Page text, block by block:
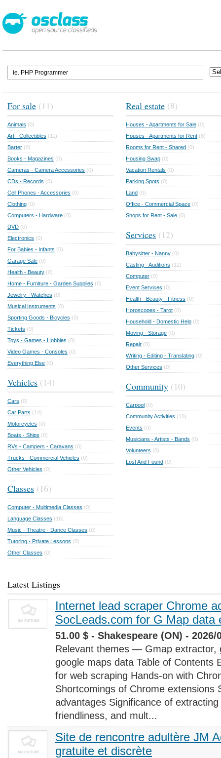
For sale (11)
Animals (0)
Art - Collectibles (11)
Barter (0)
Books - Magazines (0)
Cameras - Camera Accessories (0)
CDs - Records (0)
Cell Phones - Accessories (0)
Clothing (0)
Computers - Hardware (0)
DVD (0)
Electronics (0)
For Babies - Infants (0)
Garage Sale (0)
Health - Beauty (0)
Home - Furniture - Garden Supplies (0)
Jewelry - Watches (0)
Musical Instruments (0)
Sporting Goods - Bicycles (0)
Tickets (0)
Toys - Games - Hobbies (0)
Video Games - Consoles (0)
Everything Else (0)
Vehicles (14)
Cars (0)
Car Parts (14)
Motorcycles (0)
Boats - Ships (0)
RVs - Campers - Caravans (0)
Trucks - Commercial Vehicles (0)
Other Vehicles (0)
Classes (16)
Computer - Multimedia Classes (0)
Language Classes (16)
Music - Theatre - Dance Classes (0)
Tutoring - Private Lessons (0)
Other Classes (0)
Real estate (8)
Houses - Apartments for Sale (0)
Houses - Apartments for Rent (8)
Rooms for Rent - Shared (0)
Housing Swap (0)
Vacation Rentals (0)
Parking Spots (0)
Land (0)
Office - Commercial Space (0)
Shops for Rent - Sale (0)
Services (12)
Babysitter - Nanny (0)
Casting - Auditions (12)
Computer (0)
Event Services (0)
Health - Beauty - Fitness (0)
Horoscopes - Tarot (0)
Household - Domestic Help (0)
Moving - Storage (0)
Repair (0)
Writing - Editing - Translating (0)
Other Services (0)
Community (10)
Carpool (0)
Community Activities (10)
Events (0)
Musicians - Artists - Bands (0)
Volunteers (0)
Lost And Found (0)
Latest Listings
Internet lead scraper Chrome
SocLeads.com for G Map data
51.00 $ - Shakespeare (ON) - 2026/
Relevant themes — Gmap extractor,
google maps data Table of Contents
for web scraping Hands-on with
Shortcomings of Chrome extensions
advantages Significance of
friendliness, and mult...
Site de rencontre adultère JM
gratuite et discrète